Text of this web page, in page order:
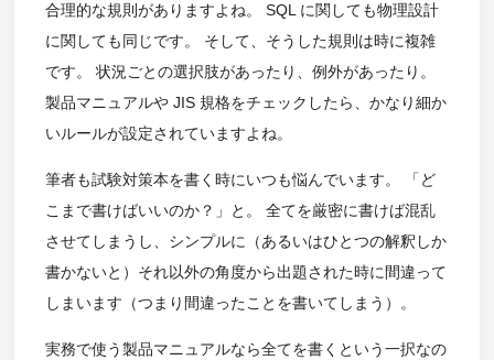
合理的な規則がありますよね。 SQL に関しても物理設計
に関しても同じです。 そして、そうした規則は時に複雑
です。 状況ごとの選択肢があったり、例外があったり。
製品マニュアルや JIS 規格をチェックしたら、かなり細か
いルールが設定されていますよね。
筆者も試験対策本を書く時にいつも悩んでいます。 「ど
こまで書けばいいのか？」と。 全てを厳密に書けば混乱
させてしまうし、シンプルに（あるいはひとつの解釈しか
書かないと）それ以外の角度から出題された時に間違って
しまいます（つまり間違ったことを書いてしまう）。
実務で使う製品マニュアルなら全てを書くという一択なの